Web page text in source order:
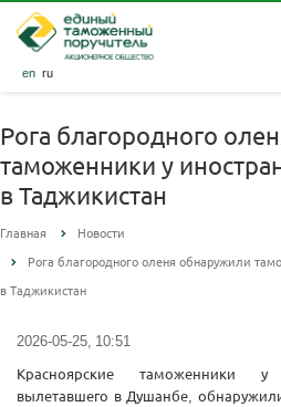
en ru
Рога благородного
таможенники у
в Таджикистан
Главная
Новости
Рога благородного оленя обнаружили
в Таджикистан
2026-05-25, 10:51
Красноярские таможенники у
вылетавшего в Душанбе,